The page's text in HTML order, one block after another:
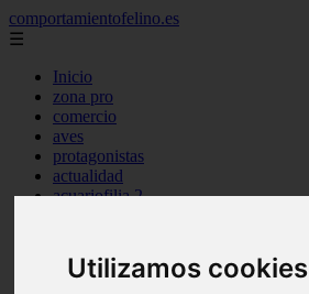
Utilizamos cookies
comportamientofelino.es
☰
Inicio
zona pro
comercio
aves
protagonistas
actualidad
acuariofilia 2
canal tv
nombres para gatos